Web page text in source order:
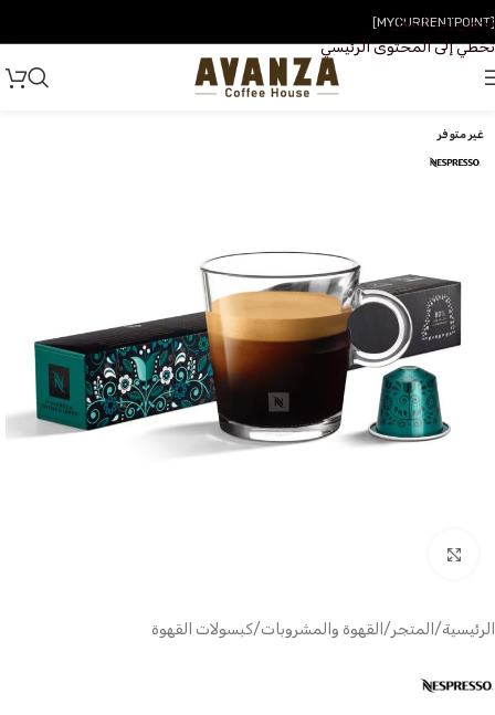
تخطي إلى التنقل
تخطي إلى المحتوى الرئيسي
[MYCURRENTPOINT]
غير متوفر
الرئيسية/ المتجر/ القهوة والمشروبات/كبسولات القهوة